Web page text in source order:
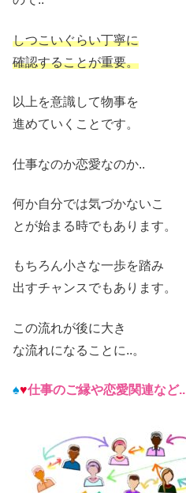
しつこいぐらい丁寧に
確認することが重要。
以上を意識して物事を
進めていくことです。
仕事なのか恋愛なのか..
何か自分では気づかないこ
とが始まる時でもあります。
もちろん小さな一歩を踏み
出すチャンスでもあります。
この流れが後に大き
な流れになることに..。
♠♥仕事のご縁や恋愛関連など..